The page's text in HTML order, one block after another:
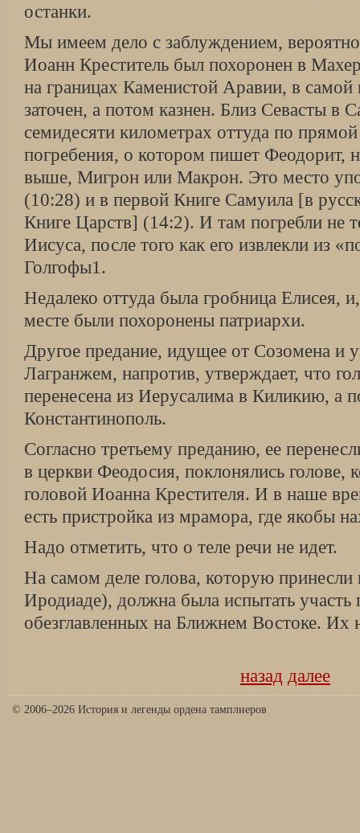
останки.
Мы имеем дело с заблуждением,
Иоанн Креститель был похоронен в
на границах Каменистой Аравии, в самой
заточен, а потом казнен. Близ Севасты в
семидесяти километрах оттуда по
погребения, о котором пишет Феодорит,
выше, Мигрон или Макрон. Это место
(10:28) и в первой Книге Самуила [в
Книге Царств] (14:2). И там погребли не
Иисуса, после того как его извлекли из
Голгофы1.
Недалеко оттуда была гробница Елисея,
месте были похоронены патриархи.
Другое предание, идущее от Созомена и
Лагранжем, напротив, утверждает, что
перенесена из Иерусалима в Киликию, а
Константинополь.
Согласно третьему преданию, ее
в церкви Феодосия, поклонялись голове,
головой Иоанна Крестителя. И в наше
есть пристройка из мрамора, где якобы
Надо отметить, что о теле речи не идет.
На самом деле голова, которую
Иродиаде), должна была испытать участь
обезглавленных на Ближнем Востоке. Их
назад далее
© 2006–2026 История и легенды ордена тамплиеров